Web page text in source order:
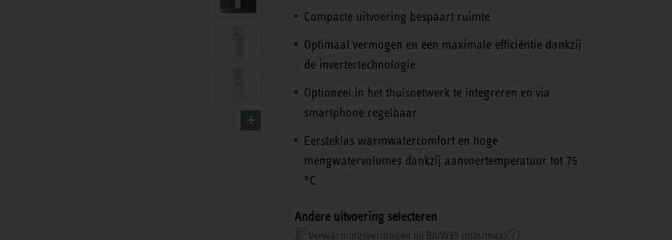
Compacte uitvoering bespaart ruimte
Optimaal vermogen en een maximale efficiëntie dankzij
de invertertechnologie
Optioneel in het thuisnetwerk te integreren en via
smartphone regelbaar
Eersteklas warmwatercomfort en hoge
mengwatervolumes dankzij aanvoertemperatuur tot 75
°C
Andere uitvoering selecteren
Verwarmingsvermogen bij B0/W35 (min/max)